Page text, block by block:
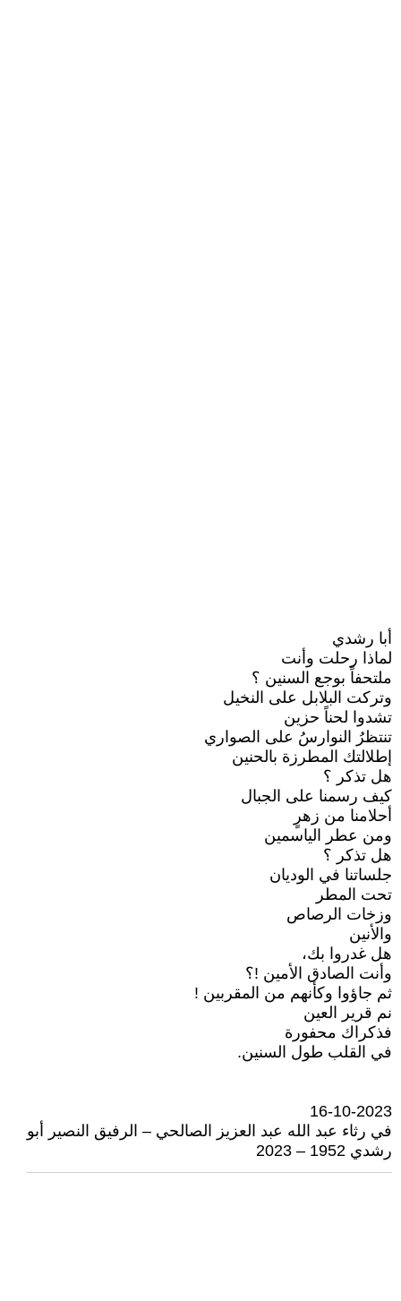
أبا رشدي
لماذا رحلت وأنت
ملتحفاً بوجع السنين ؟
وتركت البلابل على النخيل
تشدوا لحناً حزين
تنتظرُ النوارسُ على الصواري
إطلالتك المطرزة بالحنين
هل تذكر ؟
كيف رسمنا على الجبال
أحلامنا من زهرٍ
ومن عطر الياسمين
هل تذكر ؟
جلساتنا في الوديان
تحت المطر
وزخات الرصاص
والأنين
هل غدروا بك،
وأنت الصادق الأمين !؟
ثم جاؤوا وكأنهم من المقربين !
نم قرير العين
فذكراك محفورة
في القلب طول السنين.
16-10-2023
في رثاء عبد الله عبد العزيز الصالحي – الرفيق النصير أبو
رشدي 1952 – 2023